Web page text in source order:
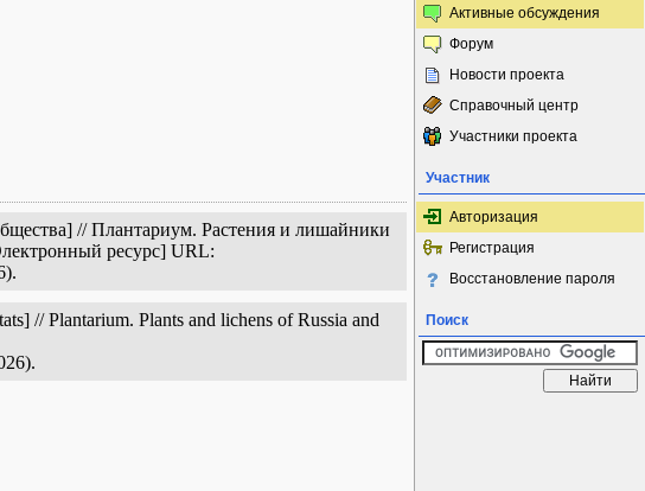
// Плантариум. Растения и лишайники
ресурс] URL:
// Plantarium. Plants and lichens of Russia and
Активные обсуждения
Форум
Новости проекта
Справочный центр
Участники проекта
Участник
Авторизация
Регистрация
Восстановление пароля
Поиск